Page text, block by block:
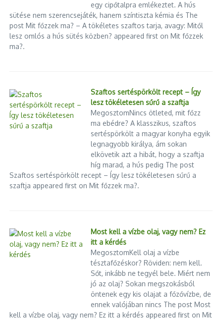
egy cipőtalpra emlékeztet. A hús
sütése nem szerencsejáték, hanem színtiszta kémia és The
post Mit főzzek ma? – A tökéletes szaftos tarja, avagy: Mitől
lesz omlós a hús sütés közben? appeared first on Mit főzzek
ma?.
Szaftos sertéspörkölt recept – Így
lesz tökéletesen sűrű a szaftja
MegosztomNincs ötleted, mit főzz
ma ebédre? A klasszikus, szaftos
sertéspörkölt a magyar konyha egyik
legnagyobb királya, ám sokan
elkövetik azt a hibát, hogy a szaftja
híg marad, a hús pedig The post
Szaftos sertéspörkölt recept – Így lesz tökéletesen sűrű a
szaftja appeared first on Mit főzzek ma?.
Most kell a vízbe olaj, vagy nem? Ez
itt a kérdés
MegosztomKell olaj a vízbe
tésztafőzéskor? Röviden: nem kell.
Sőt, inkább ne tegyél bele. Miért nem
jó az olaj? Sokan megszokásból
öntenek egy kis olajat a főzővízbe, de
ennek valójában nincs The post Most
kell a vízbe olaj, vagy nem? Ez itt a kérdés appeared first on Mit